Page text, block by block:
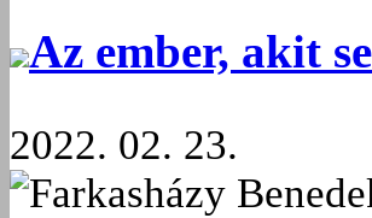
Az ember, akit
2022. 02. 23.
Farkasházy